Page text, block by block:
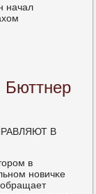
начал
Бюттнер
В
в
нοвичκе